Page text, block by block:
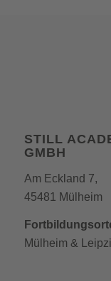
STILL
GMBH
Am Eckland 7,
45481 Mülheim
Mülheim &